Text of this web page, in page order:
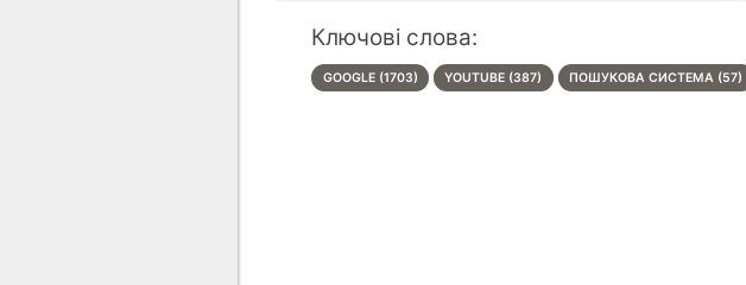
Ключові слова:
GOOGLE (1703) YOUTUBE (387) ПОШУКОВА СИСТЕМА (57)